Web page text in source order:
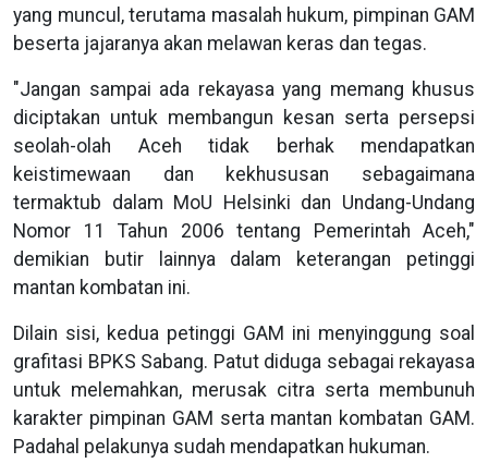
yang muncul, terutama masalah hukum, pimpinan GAM
beserta jajaranya akan melawan keras dan tegas.
"Jangan sampai ada rekayasa yang memang khusus
diciptakan untuk membangun kesan serta persepsi
seolah-olah Aceh tidak berhak mendapatkan
keistimewaan dan kekhususan sebagaimana
termaktub dalam MoU Helsinki dan Undang-Undang
Nomor 11 Tahun 2006 tentang Pemerintah Aceh,"
demikian butir lainnya dalam keterangan petinggi
mantan kombatan ini.
Dilain sisi, kedua petinggi GAM ini menyinggung soal
grafitasi BPKS Sabang. Patut diduga sebagai rekayasa
untuk melemahkan, merusak citra serta membunuh
karakter pimpinan GAM serta mantan kombatan GAM.
Padahal pelakunya sudah mendapatkan hukuman.